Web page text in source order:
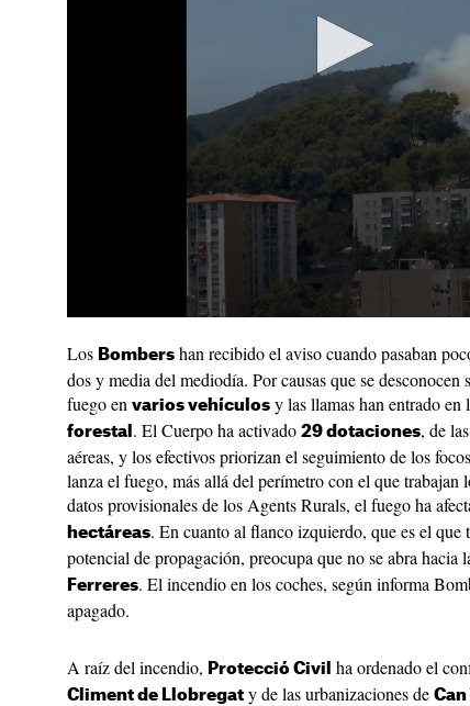
Los Bombers han recibido el aviso cuando pasaban
dos y media del mediodía. Por causas que se desconocen
fuego en varios vehículos y las llamas han entrado en
forestal . El Cuerpo ha activado 29 dotaciones, de
aéreas, y los efectivos priorizan el seguimiento de los
lanza el fuego, más allá del perímetro con el que trabajan
datos provisionales de los Agents Rurals, el fuego ha
hectáreas. En cuanto al flanco izquierdo, que es el que
potencial de propagación, preocupa que no se abra hacia
Ferreres. El incendio en los coches, según informa
apagado.
A raíz del incendio, Protecció Civil ha ordenado el
Climent de Llobregat y de las urbanizaciones de Can